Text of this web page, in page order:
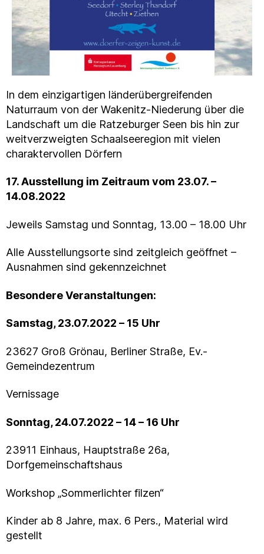
In dem einzigartigen länderübergreifenden
Naturraum von der Wakenitz-Niederung über die
Landschaft um die Ratzeburger Seen bis hin zur
weitverzweigten Schaalseeregion mit vielen
charaktervollen Dörfern
17. Ausstellung im Zeitraum vom 23.07. –
14.08.2022
Jeweils Samstag und Sonntag, 13.00 – 18.00 Uhr
Alle Ausstellungsorte sind zeitgleich geöffnet –
Ausnahmen sind gekennzeichnet
Besondere Veranstaltungen:
Samstag, 23.07.2022 – 15 Uhr
23627 Groß Grönau, Berliner Straße, Ev.-
Gemeindezentrum
Vernissage
Sonntag, 24.07.2022 – 14 – 16 Uhr
23911 Einhaus, Hauptstraße 26a,
Dorfgemeinschaftshaus
Workshop „Sommerlichter filzen“
Kinder ab 8 Jahre, max. 6 Pers., Material wird
gestellt